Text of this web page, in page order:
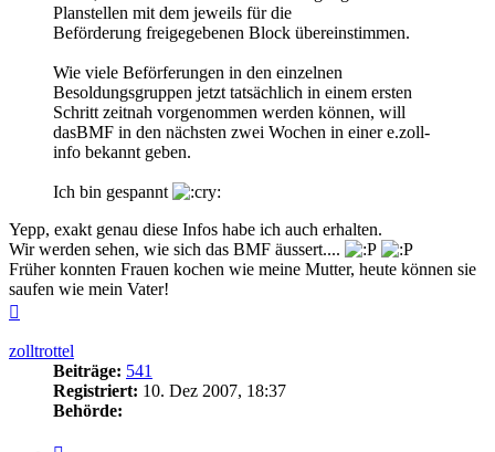
Planstellen mit dem jeweils für die
Beförderung freigegebenen Block übereinstimmen.
Wie viele Beförferungen in den einzelnen
Besoldungsgruppen jetzt tatsächlich in einem ersten
Schritt zeitnah vorgenommen werden können, will
dasBMF in den nächsten zwei Wochen in einer e.zoll-
info bekannt geben.
Ich bin gespannt
Yepp, exakt genau diese Infos habe ich auch erhalten.
Wir werden sehen, wie sich das BMF äussert....
Früher konnten Frauen kochen wie meine Mutter, heute können sie
saufen wie mein Vater!
zolltrottel
Beiträge: 541
Registriert: 10. Dez 2007, 18:37
Behörde: